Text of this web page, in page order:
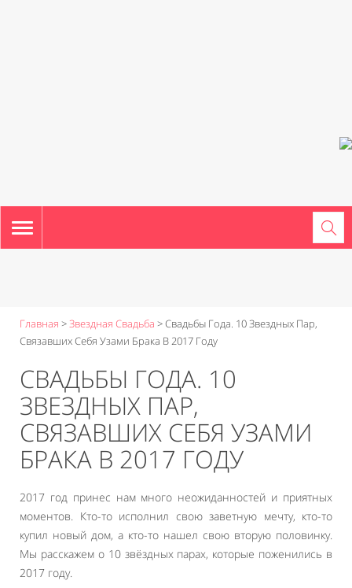
TOGGLE
NAVIGATION
Главная >Звездная Свадьба >Свадьбы Года. 10 Звездных Пар,
Связавших Себя Узами Брака В 2017 Году
СВАДЬБЫ ГОДА. 10
ЗВЕЗДНЫХ ПАР,
СВЯЗАВШИХ СЕБЯ УЗАМИ
БРАКА В 2017 ГОДУ
2017 год принес нам много неожиданностей и приятных
моментов. Кто-то исполнил свою заветную мечту, кто-то
купил новый дом, а кто-то нашел свою вторую половинку.
Мы расскажем о 10 звёздных парах, которые поженились в
2017 году.